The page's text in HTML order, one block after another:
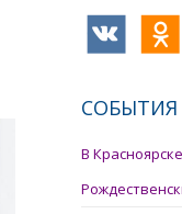
В